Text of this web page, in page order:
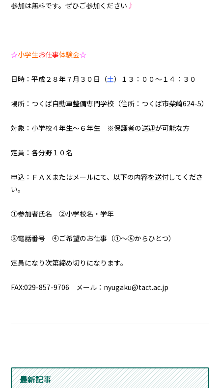
参加は無料です。ぜひご参加ください ♪
☆小学生お仕事体験会☆
日時：平成２８年７月３０日（土）１３：００～１４：３０
場所：つくば自動車整備専門学校（住所：つくば市柴崎624-5）
対象：小学校４年生～６年生 ※保護者の送迎が可能な方
定員：各分野１０名
申込：ＦＡＸまたはメールにて、以下の内容を送付してくださ
い。
①参加者氏名 ②小学校名・学年
③電話番号 ④ご希望のお仕事（①～⑤からひとつ）
定員になり次第締め切りになります。
FAX:029-857-9706 メール：nyugaku@tact.ac.jp
最新記事